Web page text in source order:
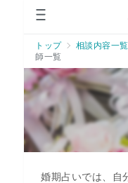
トップ 相談内容一覧
師一覧
婚期占いでは、自